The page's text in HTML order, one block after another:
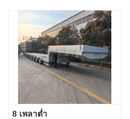
8 เพลาต่ำ